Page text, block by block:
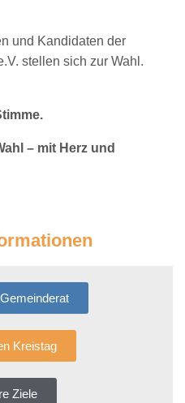
und Kandidaten der
stellen sich zur Wahl.
– mit Herz und
Kreistag
Ziele